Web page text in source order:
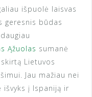
išpuolė laisvas
geresnis būdas
Ąžuolas sumanė
Lietuvos
Jau mažiau nei
į Ispaniją ir